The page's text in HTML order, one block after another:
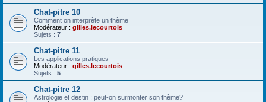
Chat-pitre 10
Comment on interprète un thème
Modérateur : gilles.lecourtois
Sujets : 7
Chat-pitre 11
Les applications pratiques
Modérateur : gilles.lecourtois
Sujets : 5
Chat-pitre 12
Astrologie et destin : peut-on surmonter son thème?